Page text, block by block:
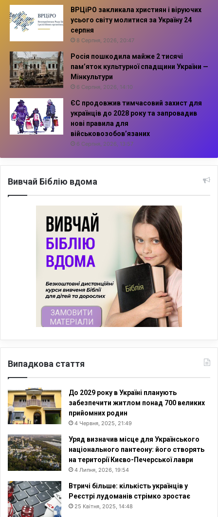
ВРЦіРО закликала християн і віруючих
усього світу молитися за Україну 24
серпня
8 Серпня, 2026, 20:47
Росія пошкодила майже 2 тисячі
пам’яток культурної спадщини України —
Мінкультури
6 Серпня, 2026, 14:10
ЄС продовжив тимчасовий захист для
українців до 2028 року та запровадив
нові правила для
військовозобов’язаних
6 Серпня, 2026, 13:57
Вивчай Біблію вдома
Випадкова стаття
До 2029 року в Україні планують
забезпечити житлом понад 700 великих
прийомних родин
4 Червня, 2025, 21:49
Уряд визначив місце для Українського
національного пантеону: його створять
на території Києво-Печерської лаври
4 Липня, 2026, 19:54
Втричі більше: кількість українців у
Реєстрі лудоманів стрімко зростає
25 Квітня, 2025, 14:48